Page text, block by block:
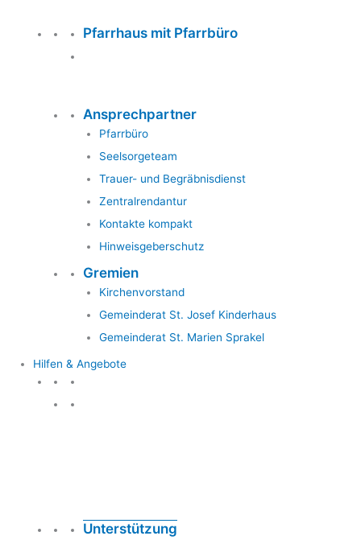
Pfarrhaus mit Pfarrbüro
Ansprechpartner
Pfarrbüro
Seelsorgeteam
Trauer- und Begräbnisdienst
Zentralrendantur
Kontakte kompakt
Hinweisgeberschutz
Gremien
Kirchenvorstand
Gemeinderat St. Josef Kinderhaus
Gemeinderat St. Marien Sprakel
Hilfen & Angebote
Unterstützung